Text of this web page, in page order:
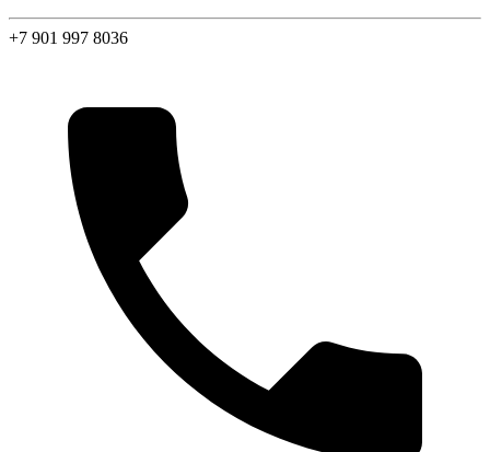
+7 901 997 8036